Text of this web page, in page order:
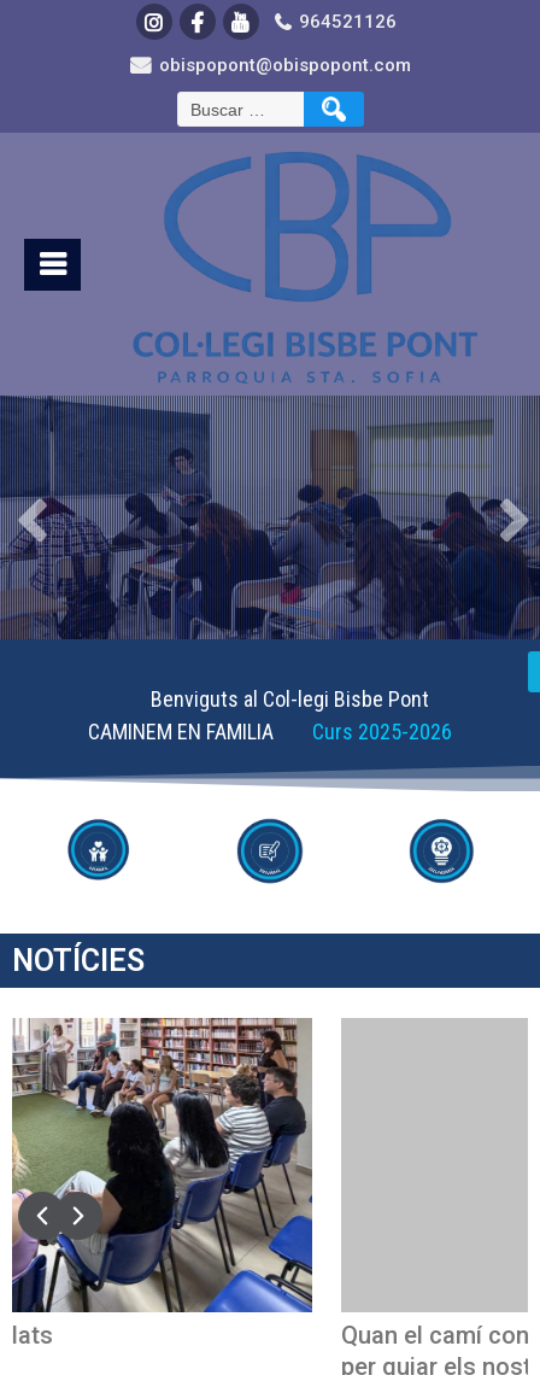
964521126
obispopont@obispopont.com
Benviguts al Col-legi Bisbe Pont
CAMINEM EN FAMILIA Curs 2025-2026
NOTÍCIES
Quan el camí continua: exalumnes que tornen